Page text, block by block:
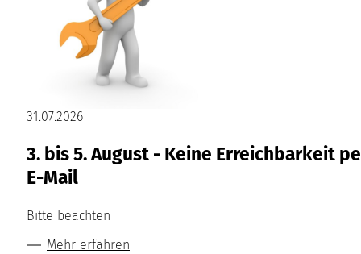
31.07.2026
3. bis 5. August - Keine Erreichbarkeit
E-Mail
Bitte beachten
Mehr erfahren